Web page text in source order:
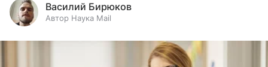
Василий Бирюков
Автор Наука Mail